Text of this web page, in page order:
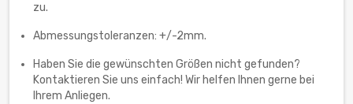
zu.
Abmessungstoleranzen: +/-2mm.
Haben Sie die gewünschten Größen nicht gefunden?
Kontaktieren Sie uns einfach! Wir helfen Ihnen gerne bei
Ihrem Anliegen.